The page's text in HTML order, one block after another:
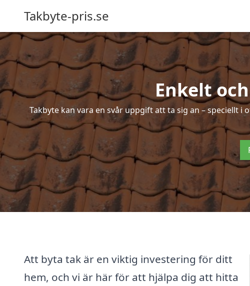
Takbyte-pris.se
Enkelt
Takbyte kan vara en svår uppgift att ta sig an – speciellt
Att byta tak är en viktig investering för ditt
hem, och vi är här för att hjälpa dig att hitta